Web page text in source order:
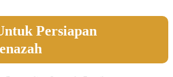
Persiapan